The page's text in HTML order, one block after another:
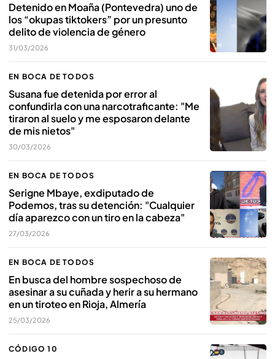
Detenido en Moaña (Pontevedra) uno de
los “okupas tiktokers” por un presunto
delito de violencia de género
31/03/2026
EN BOCA DE TODOS
Susana fue detenida por error al
confundirla con una narcotraficante: "Me
tiraron al suelo y me esposaron delante
de mis nietos"
30/03/2026
EN BOCA DE TODOS
Serigne Mbaye, exdiputado de
Podemos, tras su detención: "Cualquier
día aparezco con un tiro en la cabeza"
27/03/2026
EN BOCA DE TODOS
En busca del hombre sospechoso de
asesinar a su cuñada y herir a su hermano
en un tiroteo en Rioja, Almería
25/03/2026
CÓDIGO 10